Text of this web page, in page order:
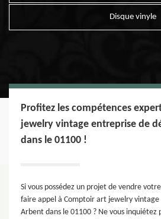
Disque vinyle
Profitez les compétences
jewelry vintage entreprise de
dans le 01100 !
Si vous possédez un projet de vendre
faire appel à Comptoir art jewelry
Arbent dans le 01100 ? Ne vous